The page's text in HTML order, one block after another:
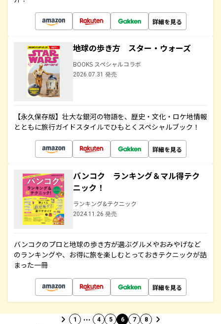
詳細を見る
地球の歩き方 スター・ウォーズ
BOOKS スペシャルコラボ
2026.07.31 発売
【永久保存版】壮大な銀河の物語を、歴史・文化・ロケ地情報
とともに旅行ガイドスタイルでひもとくスペシャルブック！
詳細を見る
バンコク ランキング＆マル得テク
ニック！
ランキング&テクニック
2024.11.26 発売
バンコクのプロと地球の歩き方が選ぶグルメやおみやげなど
のランキングや、お得に旅を楽しむとっておきテクニックが詰
まった一冊
詳細を見る
1 … 4 5 6 7 8